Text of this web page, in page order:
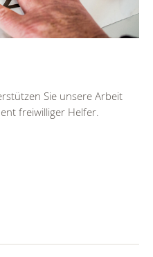
Sie unsere Arbeit
freiwilliger Helfer.